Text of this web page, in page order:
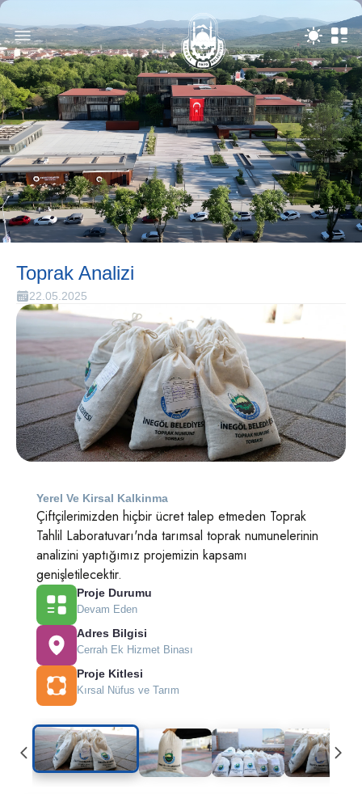
Toprak Analizi
22.05.2025
Yerel Ve Kirsal Kalkinma
Çiftçilerimizden hiçbir ücret talep etmeden Toprak
Tahlil Laboratuvarı'nda tarımsal toprak numunelerinin
analizini yaptığımız projemizin kapsamı
genişletilecektir.
Proje Durumu
Devam Eden
Adres Bilgisi
Cerrah Ek Hizmet Binası
Proje Kitlesi
Kırsal Nüfus ve Tarım